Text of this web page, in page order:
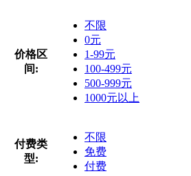
价格区
间:
不限
0元
1-99元
100-499元
500-999元
1000元以上
付费类
型:
不限
免费
付费